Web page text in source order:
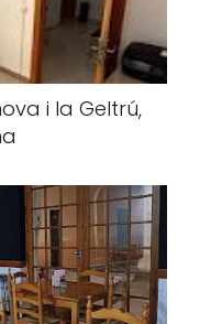
i la Geltrú,